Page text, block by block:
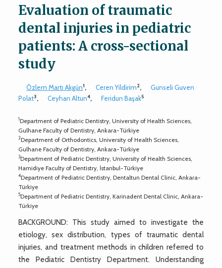
Evaluation of traumatic
dental injuries in pediatric
patients: A cross-sectional
study
Özlem Martı Akgün1, Ceren Yildirim2,
Gunseli Guven
Polat3, Ceyhan Altun4, Feridun Başak5
1Department of Pediatric Dentistry, University of Health Sciences,
Gulhane Faculty of Dentistry, Ankara-Türkiye
2Department of Orthodontics, University of Health Sciences,
Gulhane Faculty of Dentistry, Ankara-Türkiye
3Department of Pediatric Dentistry, University of Health Sciences,
Hamidiye Faculty of Dentistry, İstanbul-Türkiye
4Department of Pediatric Dentistry, Dentaltun Dental Clinic, Ankara-
Türkiye
5Department of Pediatric Dentistry, Karinadent Dental Clinic, Ankara-
Türkiye
BACKGROUND: This study aimed to investigate the
etiology, sex distribution, types of traumatic dental
injuries, and treatment methods in children referred to
the Pediatric Dentistry Department. Understanding